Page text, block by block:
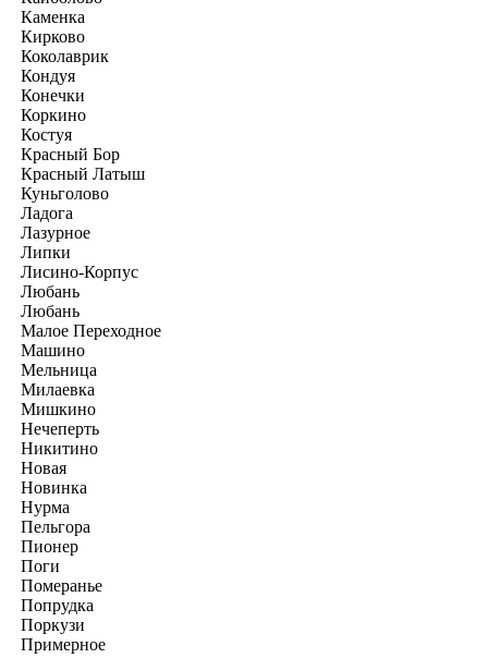
Каменка
Кирково
Коколаврик
Кондуя
Конечки
Коркино
Костуя
Красный Бор
Красный Латыш
Куньголово
Ладога
Лазурное
Липки
Лисино-Корпус
Любань
Любань
Малое Переходное
Машино
Мельница
Милаевка
Мишкино
Нечеперть
Никитино
Новая
Новинка
Нурма
Пельгора
Пионер
Поги
Померанье
Попрудка
Поркузи
Примерное